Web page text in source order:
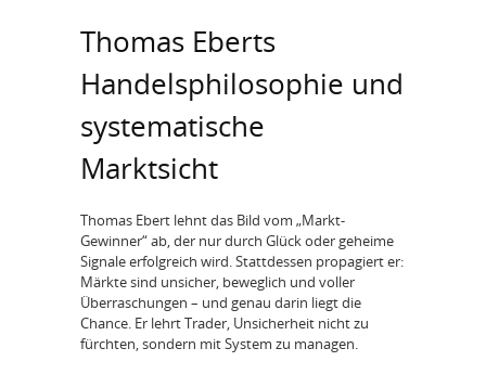
Thomas Eberts
Handelsphilosophie und
systematische
Marktsicht
Thomas Ebert lehnt das Bild vom „Markt-
Gewinner“ ab, der nur durch Glück oder geheime
Signale erfolgreich wird. Stattdessen propagiert er:
Märkte sind unsicher, beweglich und voller
Überraschungen – und genau darin liegt die
Chance. Er lehrt Trader, Unsicherheit nicht zu
fürchten, sondern mit System zu managen.